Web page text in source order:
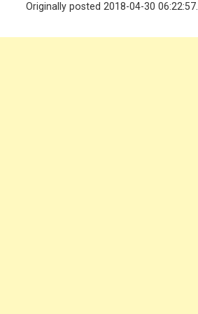
Originally posted 2018-04-30 06:22:57.